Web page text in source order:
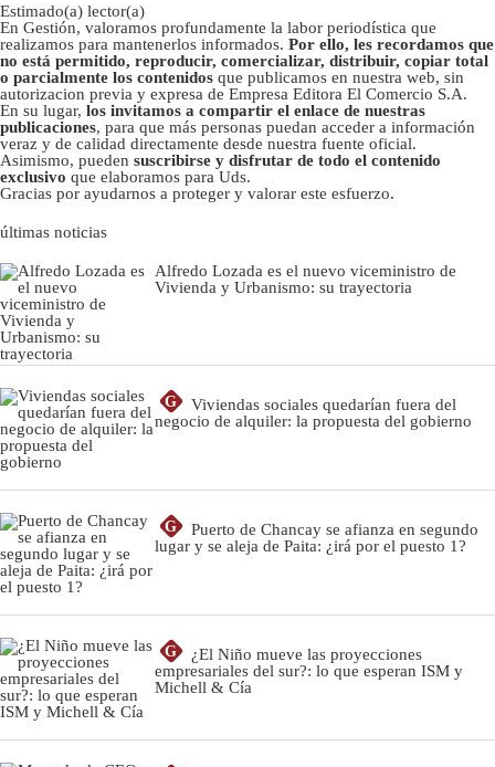
Estimado(a) lector(a)
En Gestión, valoramos profundamente la labor periodística que
realizamos para mantenerlos informados. Por ello, les recordamos que
no está permitido, reproducir, comercializar, distribuir, copiar total
o parcialmente los contenidos que publicamos en nuestra web, sin
autorizacion previa y expresa de Empresa Editora El Comercio S.A.
En su lugar, los invitamos a compartir el enlace de nuestras
publicaciones, para que más personas puedan acceder a información
veraz y de calidad directamente desde nuestra fuente oficial.
Asimismo, pueden suscribirse y disfrutar de todo el contenido
exclusivo que elaboramos para Uds.
Gracias por ayudarnos a proteger y valorar este esfuerzo.
últimas noticias
Alfredo Lozada es el nuevo viceministro de
Vivienda y Urbanismo: su trayectoria
G
Viviendas sociales quedarían fuera del
negocio de alquiler: la propuesta del gobierno
G
Puerto de Chancay se afianza en segundo
lugar y se aleja de Paita: ¿irá por el puesto 1?
G
¿El Niño mueve las proyecciones
empresariales del sur?: lo que esperan ISM y
Michell & Cía